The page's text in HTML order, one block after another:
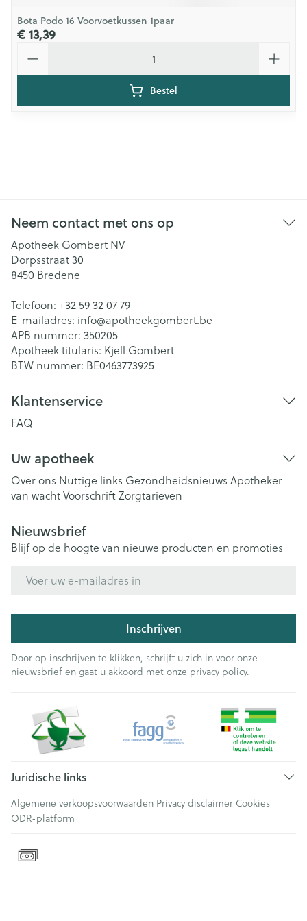
Bota Podo 16 Voorvoetkussen 1paar
€ 13,39
Bestel
Neem contact met ons op
Apotheek Gombert NV
Dorpsstraat 30
8450 Bredene
Telefoon: +32 59 32 07 79
E-mailadres: info@apotheekgombert.be
APB nummer: 350205
Apotheek titularis: Kjell Gombert
BTW nummer: BE0463773925
Klantenservice
FAQ
Uw apotheek
Over ons Nuttige links Gezondheidsnieuws Apotheker
van wachtVoorschriftZorgtarieven
Nieuwsbrief
Blijf op de hoogte van nieuwe producten en promoties
Inschrijven
Door op inschrijven te klikken, schrijft u zich in voor onze
nieuwsbrief en gaat u akkoord met onze privacy policy.
Juridische links
Algemene verkoopsvoorwaarden Privacy disclaimer Cookies
ODR-platform